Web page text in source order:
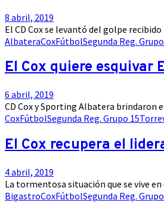
8 abril, 2019
El CD Cox se levantó del golpe
AlbateraCoxFútbolSegunda Reg.
El Cox quiere esquivar
6 abril, 2019
CD Cox y Sporting Albatera brindaron
CoxFútbolSegunda Reg. Grupo 15
El Cox recupera el
4 abril, 2019
La tormentosa situación que se vive
BigastroCoxFútbolSegunda Reg.